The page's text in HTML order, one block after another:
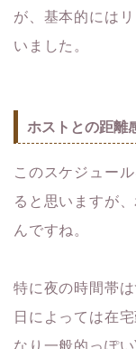
が、基本的には
いました。
ホストとの距離
このスケジュー
ると思いますが、
んですね。
特に夜の時間帯は
日によっては在
なり一般的っぽ